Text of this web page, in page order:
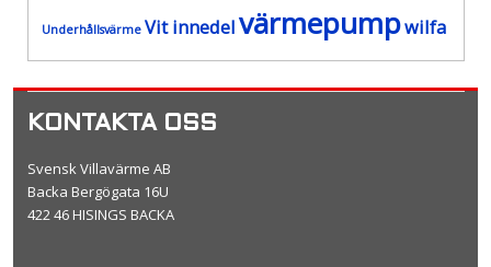
Underhållsvärme Vit innedelvärmepumpwilfa
KONTAKTA OSS
Svensk Villavärme AB
Backa Bergögata 16U
422 46 HISINGS BACKA